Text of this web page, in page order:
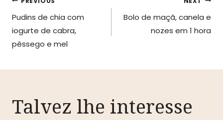
de
artigos
Pudins de chia com
iogurte de cabra,
pêssego e mel
Bolo de maçã, canela e
nozes em 1 hora
Talvez lhe interesse